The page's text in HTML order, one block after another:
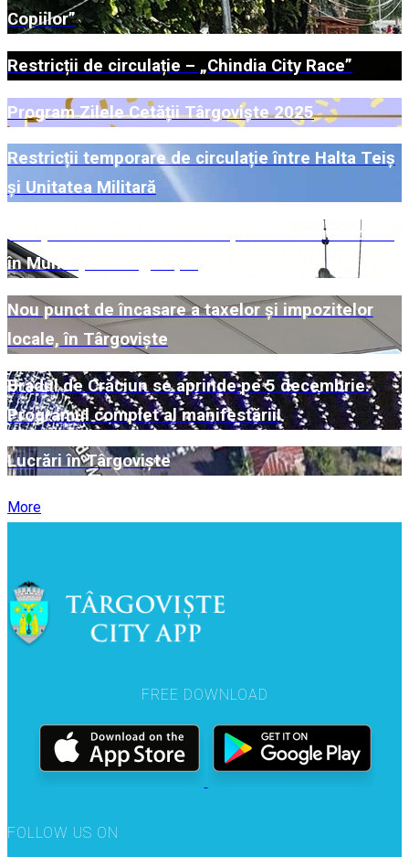
Copiilor”
Restricții de circulație – „Chindia City Race”
Program Zilele Cetății Târgoviște 2025
Restricții temporare de circulație între Halta Teiș
și Unitatea Militară
Campanie de colectare a deșeurilor voluminoase
în Municipiul Târgoviște
Nou punct de încasare a taxelor și impozitelor
locale, în Târgoviște
Bradul de Crăciun se aprinde pe 5 decembrie.
Programul complet al manifestării!
Lucrări în Târgoviște
More
FREE DOWNLOAD
FOLLOW US ON